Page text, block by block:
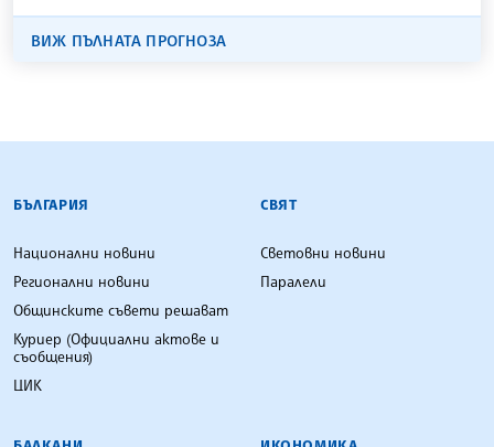
ВИЖ ПЪЛНАТА ПРОГНОЗА
БЪЛГАРСКА ТЕЛЕГРАФНА АГЕНЦИЯ
БЪЛГАРИЯ
Национални новини
Регионални новини
Общинските съвети решават
Куриер (Официални актове и
съобщения)
ЦИК
СВЯТ
Световни новини
Паралели